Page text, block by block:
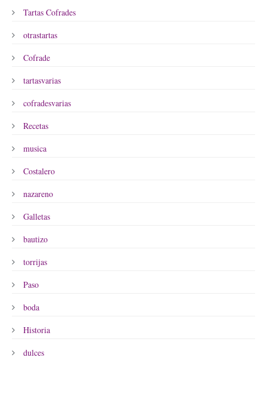
Tartas Cofrades
otrastartas
Cofrade
tartasvarias
cofradesvarias
Recetas
musica
Costalero
nazareno
Galletas
bautizo
torrijas
Paso
boda
Historia
dulces